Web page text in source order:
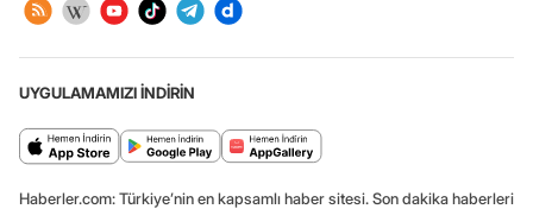
UYGULAMAMIZI İNDİRİN
Haberler.com: Türkiye’nin en kapsamlı haber sitesi. Son dakika haberleri